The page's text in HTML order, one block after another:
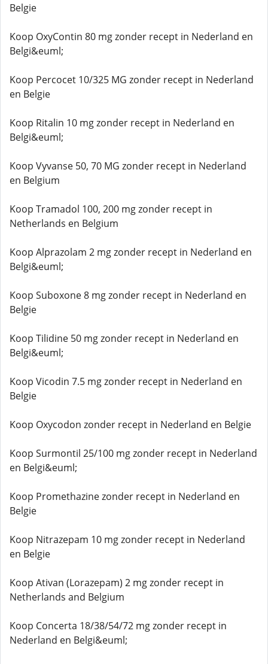
Belgie
Koop OxyContin 80 mg zonder recept in Nederland en
Belgi&euml;
Koop Percocet 10/325 MG zonder recept in Nederland
en Belgie
Koop Ritalin 10 mg zonder recept in Nederland en
Belgi&euml;
Koop Vyvanse 50, 70 MG zonder recept in Nederland
en Belgium
Koop Tramadol 100, 200 mg zonder recept in
Netherlands en Belgium
Koop Alprazolam 2 mg zonder recept in Nederland en
Belgi&euml;
Koop Suboxone 8 mg zonder recept in Nederland en
Belgie
Koop Tilidine 50 mg zonder recept in Nederland en
Belgi&euml;
Koop Vicodin 7.5 mg zonder recept in Nederland en
Belgie
Koop Oxycodon zonder recept in Nederland en Belgie
Koop Surmontil 25/100 mg zonder recept in Nederland
en Belgi&euml;
Koop Promethazine zonder recept in Nederland en
Belgie
Koop Nitrazepam 10 mg zonder recept in Nederland
en Belgie
Koop Ativan (Lorazepam) 2 mg zonder recept in
Netherlands and Belgium
Koop Concerta 18/38/54/72 mg zonder recept in
Nederland en Belgi&euml;